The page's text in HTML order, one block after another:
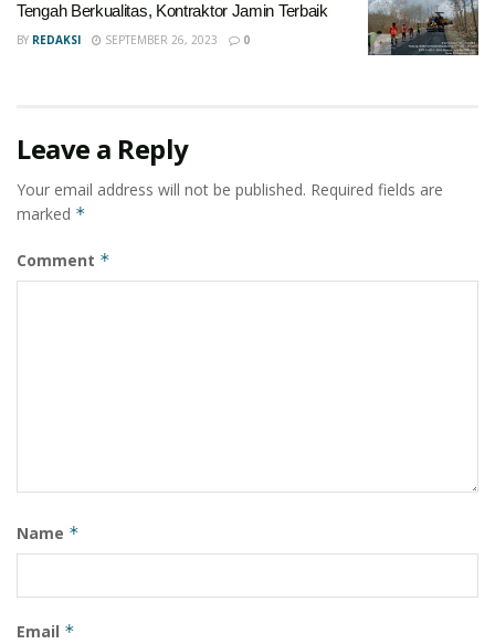
Tengah Berkualitas, Kontraktor Jamin Terbaik
BY REDAKSI SEPTEMBER 26, 2023 0
Leave a Reply
Your email address will not be published. Required fields are
marked *
Comment *
Name *
Email *